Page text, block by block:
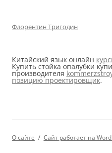
Флорентин Тригодин
Китайский язык онлайн
Купить стойка опалубки
производителя
позицию проектировщик.
О сайте Сайт работает на